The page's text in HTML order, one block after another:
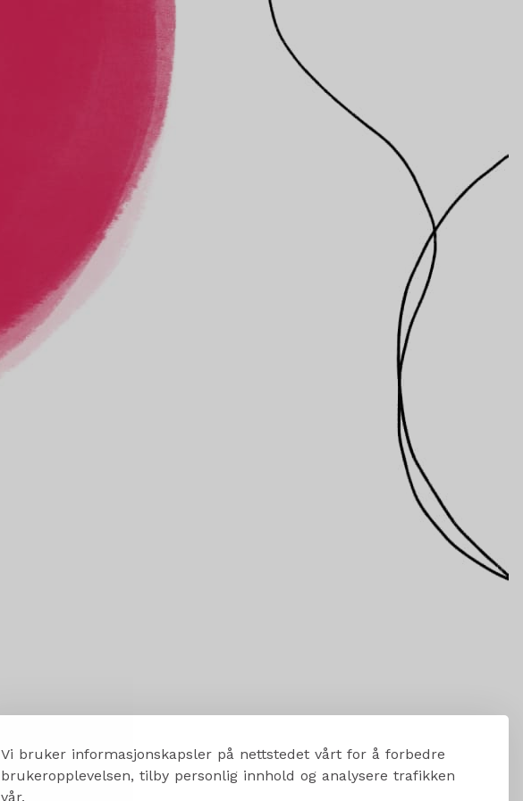
Vi bruker informasjonskapsler på nettstedet vårt for å forbedre
brukeropplevelsen, tilby personlig innhold og analysere trafikken
vår.